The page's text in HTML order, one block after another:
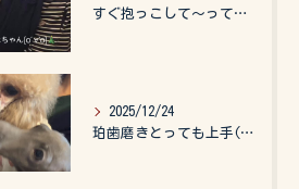
すぐ抱っこして〜って言うので、抱っこ紐に入れてゆらゆら☺️
2025/12/24
珀歯磨きとっても上手(о´∀`о)